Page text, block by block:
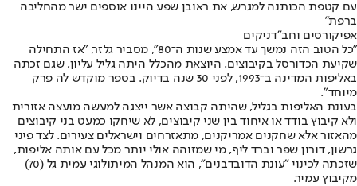
עם קטפת הכותנה למגרש, את ראובן שפע היינו אוספים ישר מהחליבה
ברפת"
אפיקורסים וחב"דניקים
"כל הטוב הזה נמשך עד אמצע שנות ה־80", מסביר גלזר, "אז התחילה
שקיעת הכדורסל בקיבוצים. היוצאת מהכלל היתה גליל עליון, שגם זכתה
באליפות המדינה ב־1993, לפני 30 שנה בדיוק. בספר מוקדש לה פרק
מיוחד".
בעונת האליפות בגליל, שהיתה קבוצה אשר ייצגה למעשה מועצה אזורית
ולא קיבוץ בודד או איחוד בין שני קיבוצים, לא שיחקו כמעט בני קיבוצים
מהאזור אלא שחקנים אמריקנים, מתאזרחים וישראלים צעירים. לצד פיני
גרשון, דורון שפר וברד ליף, מי שמזוהה אולי יותר מכל עם אותה אליפות,
שזכתה לכינוי "עונת הדובדבנים", הוא המנהל המיתולוגי עמית גל (70)
מקיבוץ עמיר.